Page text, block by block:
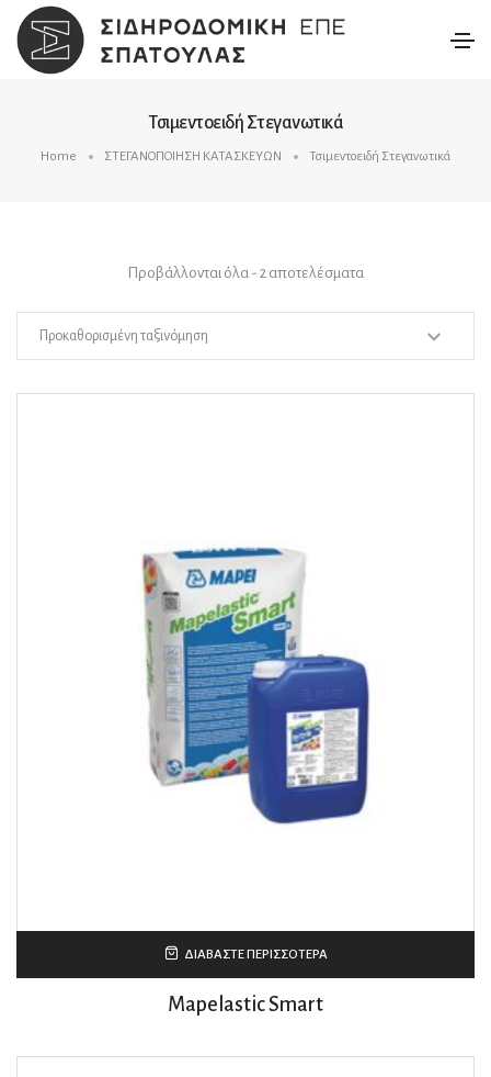
Τσιμεντοειδή Στεγανωτικά
Home ΣΤΕΓΑΝΟΠΟΙΗΣΗ ΚΑΤΑΣΚΕΥΩΝ Τσιμεντοειδή Στεγανωτικά
Προβάλλονται όλα - 2 αποτελέσματα
ΔΙΑΒΆΣΤΕ ΠΕΡΙΣΣΌΤΕΡΑ
Mapelastic Smart